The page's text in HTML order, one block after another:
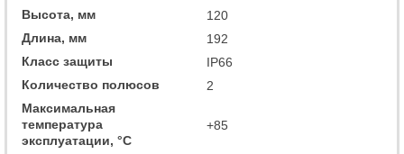
Высота, мм
120
Длина, мм
192
Класс защиты
IP66
Количество полюсов
2
Максимальная
температура
эксплуатации, °C
+85